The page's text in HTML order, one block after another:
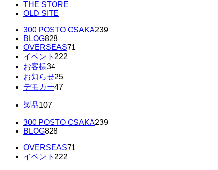
THE STORE
OLD SITE
300 POSTO OSAKA239
BLOG828
OVERSEAS71
イベント 222
お客様34
お知らせ25
デモカー47
製品107
300 POSTO OSAKA239
BLOG828
OVERSEAS71
イベント 222